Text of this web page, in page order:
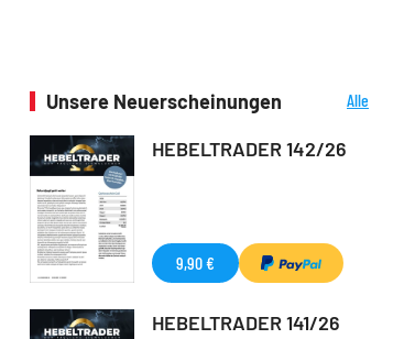
Unsere Neuerscheinungen
Alle
HEBELTRADER 142/26
9,90 €
HEBELTRADER 141/26